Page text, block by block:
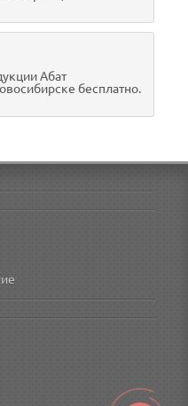
Абат
бесплатно.